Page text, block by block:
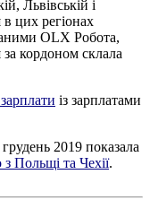
Львівській і
в цих регіонах
OLX Робота,
за кордоном склала
із зарплатами
2019 показала
Польщі та Чехії.